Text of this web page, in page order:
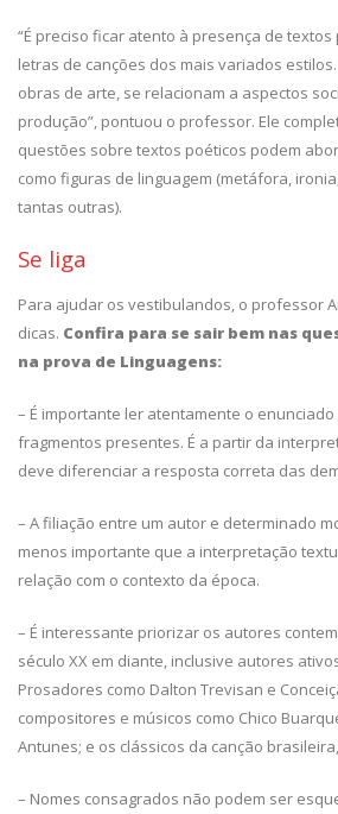
“É preciso ficar atento à presença de
letras de canções dos mais variados
obras de arte, se relacionam a aspectos
produção”, pontuou o professor. Ele
questões sobre textos poéticos podem
como figuras de linguagem (metáfora,
tantas outras).
Se liga
Para ajudar os vestibulandos, o professor
dicas. Confira para se sair bem nas
na prova de Linguagens:
– É importante ler atentamente o
fragmentos presentes. É a partir da
deve diferenciar a resposta correta das
– A filiação entre um autor e determinado
menos importante que a interpretação
relação com o contexto da época.
– É interessante priorizar os autores
século XX em diante, inclusive autores
Prosadores como Dalton Trevisan e
compositores e músicos como Chico
Antunes; e os clássicos da canção
– Nomes consagrados não podem ser